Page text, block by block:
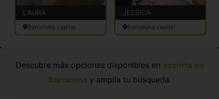
LAURA
Barcelona capital
JESSICA
Barcelona capital
Descubre más opciones disponibles en escorts en
Barcelona y amplía tu búsqueda.